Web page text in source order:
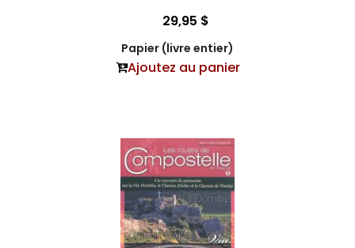
29,95 $
Papier (livre entier)
Ajoutez au panier